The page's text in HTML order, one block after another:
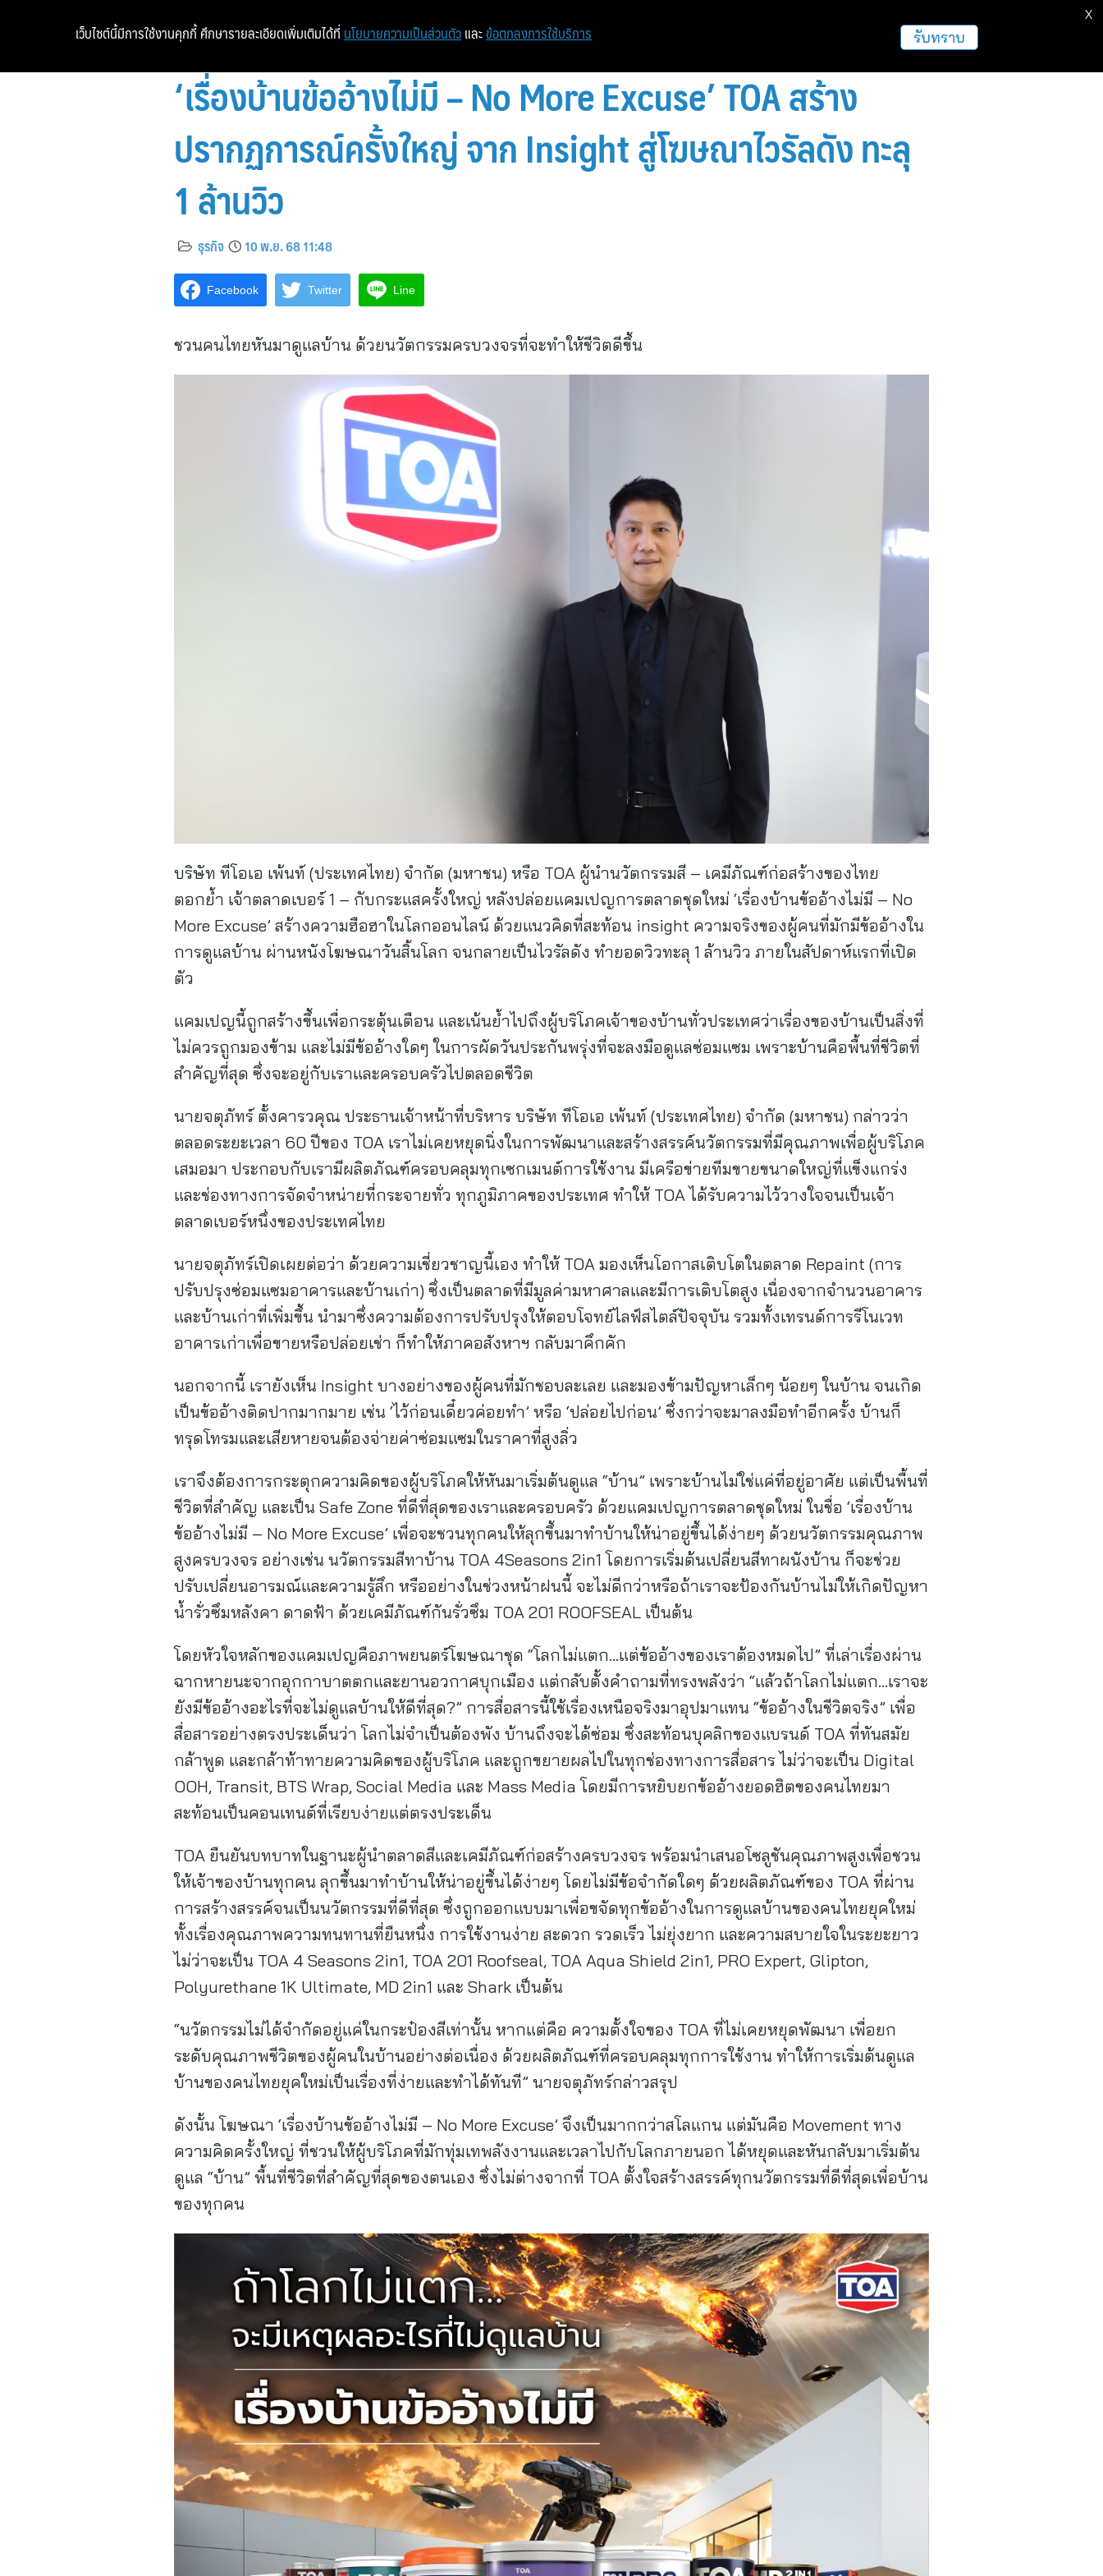
หน้าแรก ท่องเที่ยว ฝากข่าวประชาสัมพันธ์
‘เรื่องบ้านข้ออ้างไม่มี – No More Excuse’ TOA สร้าง
ปรากฏการณ์ครั้งใหญ่ จาก Insight สู่โฆษณาไวรัลดัง ทะลุ
1 ล้านวิว
ธุรกิจ 10 พ.ย. 68 11:48
Facebook Twitter Line
ชวนคนไทยหันมาดูแลบ้าน ด้วยนวัตกรรมครบวงจรที่จะทำให้ชีวิตดีขึ้น
บริษัท ทีโอเอ เพ้นท์ (ประเทศไทย) จำกัด (มหาชน) หรือ TOA ผู้นำนวัตกรรมสี – เคมีภัณฑ์ก่อสร้างของไทย
ตอกย้ำ เจ้าตลาดเบอร์ 1 – กับกระแสครั้งใหญ่ หลังปล่อยแคมเปญการตลาดชุดใหม่ ‘เรื่องบ้านข้ออ้างไม่มี – No
More Excuse’ สร้างความฮือฮาในโลกออนไลน์ ด้วยแนวคิดที่สะท้อน insight ความจริงของผู้คนที่มักมีข้ออ้างใน
การดูแลบ้าน ผ่านหนังโฆษณาวันสิ้นโลก จนกลายเป็นไวรัลดัง ทำยอดวิวทะลุ 1 ล้านวิว ภายในสัปดาห์แรกที่เปิด
ตัว
แคมเปญนี้ถูกสร้างขึ้นเพื่อกระตุ้นเตือน และเน้นย้ำไปถึงผู้บริโภคเจ้าของบ้านทั่วประเทศว่าเรื่องของบ้านเป็นสิ่งที่
ไม่ควรถูกมองข้าม และไม่มีข้ออ้างใดๆ ในการผัดวันประกันพรุ่งที่จะลงมือดูแลซ่อมแซม เพราะบ้านคือพื้นที่ชีวิตที่
สำคัญที่สุด ซึ่งจะอยู่กับเราและครอบครัวไปตลอดชีวิต
นายจตุภัทร์ ตั้งคารวคุณ ประธานเจ้าหน้าที่บริหาร บริษัท ทีโอเอ เพ้นท์ (ประเทศไทย) จำกัด (มหาชน) กล่าวว่า
ตลอดระยะเวลา 60 ปีของ TOA เราไม่เคยหยุดนิ่งในการพัฒนาและสร้างสรรค์นวัตกรรมที่มีคุณภาพเพื่อผู้บริโภค
เสมอมา ประกอบกับเรามีผลิตภัณฑ์ครอบคลุมทุกเซกเมนต์การใช้งาน มีเครือข่ายทีมขายขนาดใหญ่ที่แข็งแกร่ง
และช่องทางการจัดจำหน่ายที่กระจายทั่ว ทุกภูมิภาคของประเทศ ทำให้ TOA ได้รับความไว้วางใจจนเป็นเจ้า
ตลาดเบอร์หนึ่งของประเทศไทย
นายจตุภัทร์เปิดเผยต่อว่า ด้วยความเชี่ยวชาญนี้เอง ทำให้ TOA มองเห็นโอกาสเติบโตในตลาด Repaint (การ
ปรับปรุงซ่อมแซมอาคารและบ้านเก่า) ซึ่งเป็นตลาดที่มีมูลค่ามหาศาลและมีการเติบโตสูง เนื่องจากจำนวนอาคาร
และบ้านเก่าที่เพิ่มขึ้น นำมาซึ่งความต้องการปรับปรุงให้ตอบโจทย์ไลฟ์สไตล์ปัจจุบัน รวมทั้งเทรนด์การรีโนเวท
อาคารเก่าเพื่อขายหรือปล่อยเช่า ก็ทำให้ภาคอสังหาฯ กลับมาคึกคัก
นอกจากนี้ เรายังเห็น Insight บางอย่างของผู้คนที่มักชอบละเลย และมองข้ามปัญหาเล็กๆ น้อยๆ ในบ้าน จนเกิด
เป็นข้ออ้างติดปากมากมาย เช่น ‘ไว้ก่อนเดี๋ยวค่อยทำ’ หรือ ‘ปล่อยไปก่อน’ ซึ่งกว่าจะมาลงมือทำอีกครั้ง บ้านก็
ทรุดโทรมและเสียหายจนต้องจ่ายค่าซ่อมแซมในราคาที่สูงลิ่ว
เราจึงต้องการกระตุกความคิดของผู้บริโภคให้หันมาเริ่มต้นดูแล “บ้าน” เพราะบ้านไม่ใช่แค่ที่อยู่อาศัย แต่เป็นพื้นที่
ชีวิตที่สำคัญ และเป็น Safe Zone ที่ดีที่สุดของเราและครอบครัว ด้วยแคมเปญการตลาดชุดใหม่ ในชื่อ ‘เรื่องบ้าน
ข้ออ้างไม่มี – No More Excuse’ เพื่อจะชวนทุกคนให้ลุกขึ้นมาทำบ้านให้น่าอยู่ขึ้นได้ง่ายๆ ด้วยนวัตกรรมคุณภาพ
สูงครบวงจร อย่างเช่น นวัตกรรมสีทาบ้าน TOA 4Seasons 2in1 โดยการเริ่มต้นเปลี่ยนสีทาผนังบ้าน ก็จะช่วย
ปรับเปลี่ยนอารมณ์และความรู้สึก หรืออย่างในช่วงหน้าฝนนี้ จะไม่ดีกว่าหรือถ้าเราจะป้องกันบ้านไม่ให้เกิดปัญหา
น้ำรั่วซึมหลังคา ดาดฟ้า ด้วยเคมีภัณฑ์กันรั่วซึม TOA 201 ROOFSEAL เป็นต้น
โดยหัวใจหลักของแคมเปญคือภาพยนตร์โฆษณาชุด “โลกไม่แตก…แต่ข้ออ้างของเราต้องหมดไป” ที่เล่าเรื่องผ่าน
ฉากหายนะจากอุกกาบาตตกและยานอวกาศบุกเมือง แต่กลับตั้งคำถามที่ทรงพลังว่า “แล้วถ้าโลกไม่แตก…เราจะ
ยังมีข้ออ้างอะไรที่จะไม่ดูแลบ้านให้ดีที่สุด?” การสื่อสารนี้ใช้เรื่องเหนือจริงมาอุปมาแทน “ข้ออ้างในชีวิตจริง” เพื่อ
สื่อสารอย่างตรงประเด็นว่า โลกไม่จำเป็นต้องพัง บ้านถึงจะได้ซ่อม ซึ่งสะท้อนบุคลิกของแบรนด์ TOA ที่ทันสมัย
กล้าพูด และกล้าท้าทายความคิดของผู้บริโภค และถูกขยายผลไปในทุกช่องทางการสื่อสาร ไม่ว่าจะเป็น Digital
OOH, Transit, BTS Wrap, Social Media และ Mass Media โดยมีการหยิบยกข้ออ้างยอดฮิตของคนไทยมา
สะท้อนเป็นคอนเทนต์ที่เรียบง่ายแต่ตรงประเด็น
TOA ยืนยันบทบาทในฐานะผู้นำตลาดสีและเคมีภัณฑ์ก่อสร้างครบวงจร พร้อมนำเสนอโซลูชันคุณภาพสูงเพื่อชวน
ให้เจ้าของบ้านทุกคน ลุกขึ้นมาทำบ้านให้น่าอยู่ขึ้นได้ง่ายๆ โดยไม่มีข้อจำกัดใดๆ ด้วยผลิตภัณฑ์ของ TOA ที่ผ่าน
การสร้างสรรค์จนเป็นนวัตกรรมที่ดีที่สุด ซึ่งถูกออกแบบมาเพื่อขจัดทุกข้ออ้างในการดูแลบ้านของคนไทยยุคใหม่
ทั้งเรื่องคุณภาพความทนทานที่ยืนหนึ่ง การใช้งานง่าย สะดวก รวดเร็ว ไม่ยุ่งยาก และความสบายใจในระยะยาว
ไม่ว่าจะเป็น TOA 4 Seasons 2in1, TOA 201 Roofseal, TOA Aqua Shield 2in1, PRO Expert, Glipton,
Polyurethane 1K Ultimate, MD 2in1 และ Shark เป็นต้น
“นวัตกรรมไม่ได้จำกัดอยู่แค่ในกระป๋องสีเท่านั้น หากแต่คือ ความตั้งใจของ TOA ที่ไม่เคยหยุดพัฒนา เพื่อยก
ระดับคุณภาพชีวิตของผู้คนในบ้านอย่างต่อเนื่อง ด้วยผลิตภัณฑ์ที่ครอบคลุมทุกการใช้งาน ทำให้การเริ่มต้นดูแล
บ้านของคนไทยยุคใหม่เป็นเรื่องที่ง่ายและทำได้ทันที” นายจตุภัทร์กล่าวสรุป
ดังนั้น โฆษณา ‘เรื่องบ้านข้ออ้างไม่มี – No More Excuse’ จึงเป็นมากกว่าสโลแกน แต่มันคือ Movement ทาง
ความคิดครั้งใหญ่ ที่ชวนให้ผู้บริโภคที่มักทุ่มเทพลังงานและเวลาไปกับโลกภายนอก ได้หยุดและหันกลับมาเริ่มต้น
ดูแล “บ้าน” พื้นที่ชีวิตที่สำคัญที่สุดของตนเอง ซึ่งไม่ต่างจากที่ TOA ตั้งใจสร้างสรรค์ทุกนวัตกรรมที่ดีที่สุดเพื่อบ้าน
ของทุกคน
เว็บไซต์นี้มีการใช้งานคุกกี้ ศึกษารายละเอียดเพิ่มเติมได้ที่ นโยบายความเป็นส่วนตัว และ ข้อตกลงการใช้บริการ รับทราบ
X